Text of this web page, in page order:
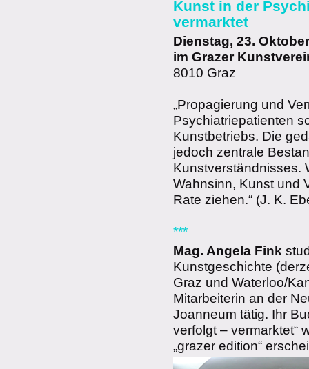
Kunst in der
vermarktet
Dienstag, 23.
im Grazer
8010 Graz
„Propagierung und
Psychiatriepatienten
Kunstbetriebs. Die
jedoch zentrale
Kunstverständnisses.
Wahnsinn, Kunst und
Rate ziehen.“ (J. K.
***
Mag. Angela Fink
Kunstgeschichte
Graz und Waterloo/
Mitarbeiterin an der
Joanneum tätig. Ihr
verfolgt – vermarktet“
„grazer edition“